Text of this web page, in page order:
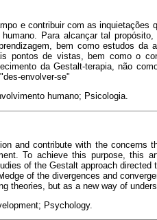
e contribuir com as inquietações
Para alcançar tal
bem como estudos da
pontos de vistas, bem como o
da Gestalt-terapia, não
envolver-se"
humano; Psicologia.
and contribute with the concerns
To achieve this purpose, this
of the Gestalt approach
of the divergences and
theories, but as a new way of
Psychology.